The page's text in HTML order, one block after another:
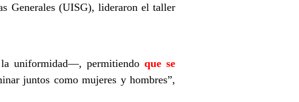
Generales (UISG), lideraron el taller
uniformidad—, permitiendo que se
juntos como mujeres y hombres”,